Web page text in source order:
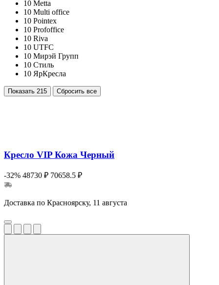
10 Metta
10 Multi office
10 Pointex
10 Profoffice
10 Riva
10 UTFC
10 Мирэй Групп
10 Стиль
10 ЯрКресла
Показать 215 Сбросить все
Кресло VIP Кожа Черный
-32% 48730 ₽ 70658.5 ₽
Доставка по Красноярску, 11 августа